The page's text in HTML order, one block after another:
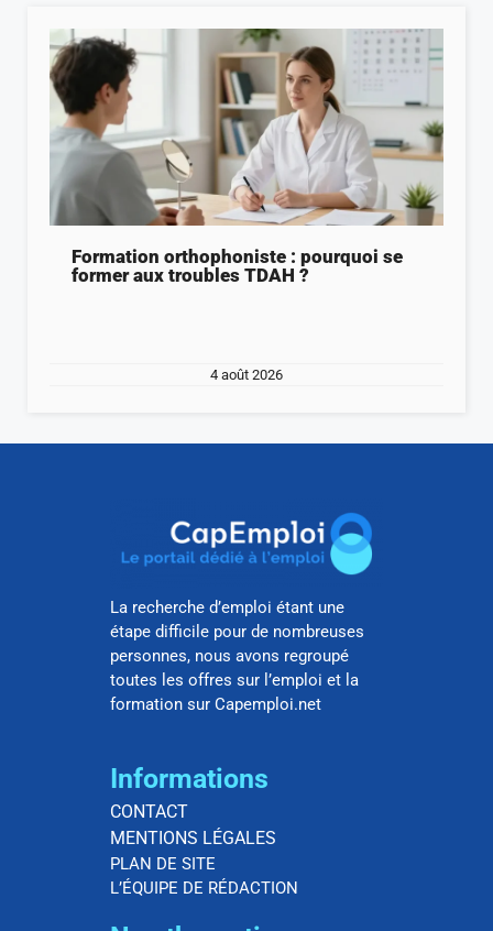
Formation orthophoniste : pourquoi se
former aux troubles TDAH ?
4 août 2026
La recherche d’emploi étant une
étape difficile pour de nombreuses
personnes, nous avons regroupé
toutes les offres sur l’emploi et la
formation sur Capemploi.net
Informations
CONTACT
MENTIONS LÉGALES
PLAN DE SITE
L’ÉQUIPE DE RÉDACTION